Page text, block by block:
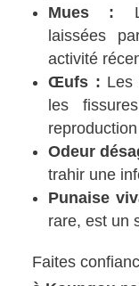
Mues :
laissées
activité
Œufs : Les
les
Odeur
trahir une
Punaise
rare, est un
Faites